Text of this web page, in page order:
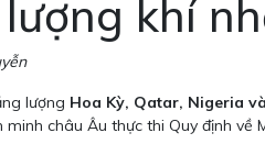
khí
lượng Hoa Kỳ, Qatar, Nigeria
châu Âu thực thi Quy định về